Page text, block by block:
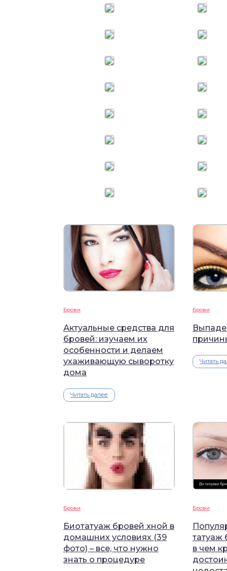
Брови
Актуальные средства для
бровей: изучаем их
особенности и делаем
ухаживающую сыворотку
дома
Читать далее
Брови
Читать
Брови
Биотатуаж бровей хной в
домашних условиях (39
фото) – все, что нужно
знать о процедуре
Брови
татуаж
в чем